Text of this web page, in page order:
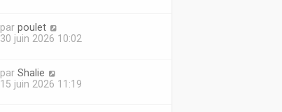
par poulet
30 juin 2026 10:02
par Shalie
15 juin 2026 11:19